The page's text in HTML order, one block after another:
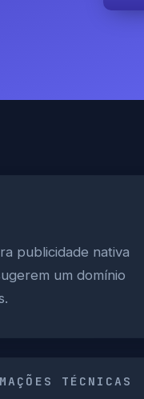
publicidade nativa
um domínio
TÉCNICAS